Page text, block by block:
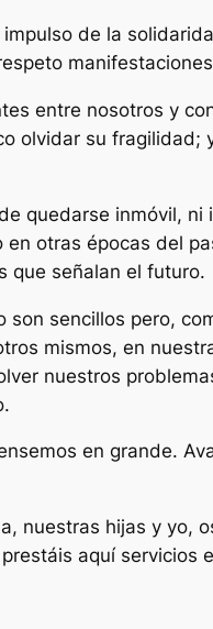
de la
entre nosotros y
olvidar su
quedarse inmóvil,
otras épocas del
que señalan el futuro.
sencillos pero,
mismos, en
nuestros
en grande.
nuestras hijas y
aquí servicios